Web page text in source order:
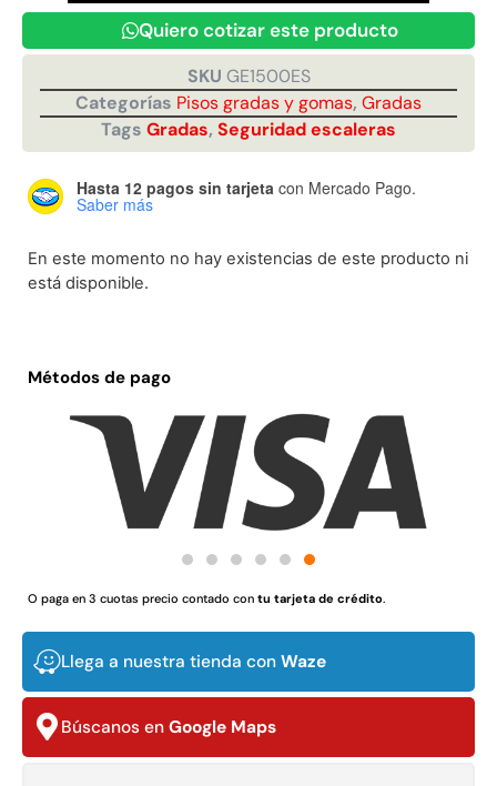
Quiero cotizar este producto
SKU GE1500ES
Categorías Pisos gradas y gomas, Gradas
Tags Gradas, Seguridad escaleras
Hasta 12 pagos sin tarjeta con Mercado Pago.
Saber más
En este momento no hay existencias de este producto ni
está disponible.
Métodos de pago
O paga en 3 cuotas precio contado con tu tarjeta de crédito.
Llega a nuestra tienda con Waze
Búscanos en Google Maps
Juego Modular 40
QplayGround
$4.859.984
Leer más
Juego Modular 25
QplayGround
$9.558.557
$4.790.000
Juego Modular 02
QplayGround
4.507.990
Juego Modular 01
QplayGround
4.415.700
37%